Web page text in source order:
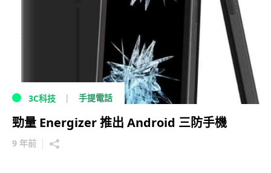
3C科技 手提電話
勁量 Energizer 推出 Android 三防手機
9 年前